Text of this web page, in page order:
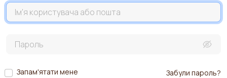
Назва акаунта
Запам'ятати мене Забули пароль?